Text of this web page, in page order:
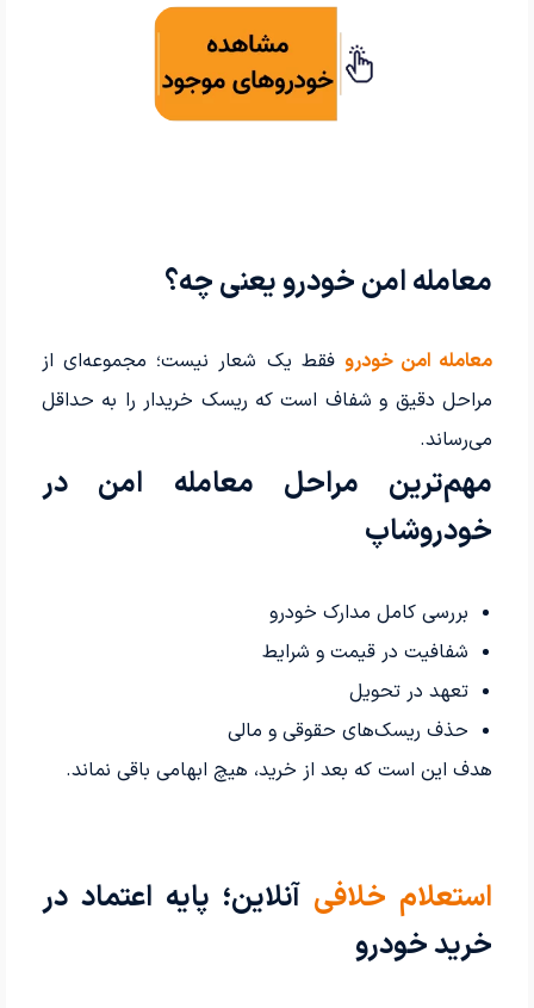
معامله امن خودرو یعنی چه؟
معامله امن خودرو فقط یک شعار نیست؛ مجموعه‌ای از
مراحل دقیق و شفاف است که ریسک خریدار را به حداقل
می‌رساند.
مهم‌ترین مراحل معامله امن در
خودروشاپ
بررسی کامل مدارک خودرو
شفافیت در قیمت و شرایط
تعهد در تحویل
حذف ریسک‌های حقوقی و مالی
هدف این است که بعد از خرید، هیچ ابهامی باقی نماند.
استعلام خلافی آنلاین؛ پایه اعتماد در
خرید خودرو